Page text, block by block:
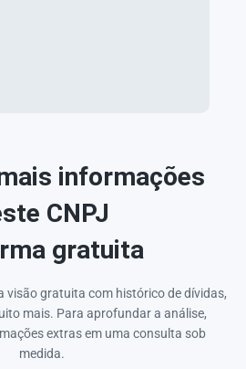
informações
CNPJ
gratuita
visão gratuita com histórico de dívidas,
mais. Para aprofundar a análise,
extras em uma consulta sob
medida.